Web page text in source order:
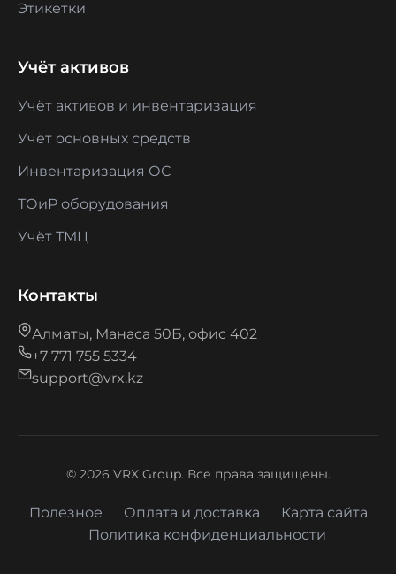
Этикетки
Учёт активов
Учёт активов и инвентаризация
Учёт основных средств
Инвентаризация ОС
ТОиР оборудования
Учёт ТМЦ
Контакты
Алматы, Манаса 50Б, офис 402
+7 771 755 5334
support@vrx.kz
© 2026 VRX Group. Все права защищены.
Полезное Оплата и доставка
Карта сайта
Политика конфиденциальности